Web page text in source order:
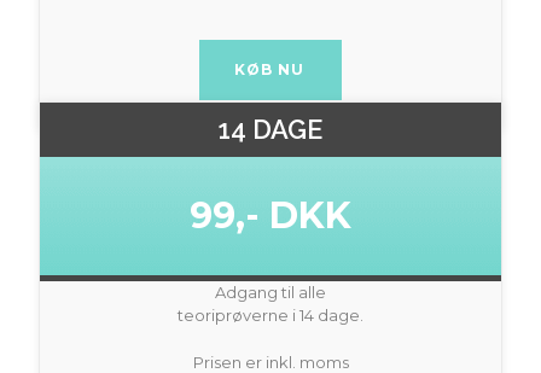
BUY NOW
14 DAGE
99,- DKK
Adgang til alle
teoriprøverne i 14 dage.
Prisen er inkl. moms